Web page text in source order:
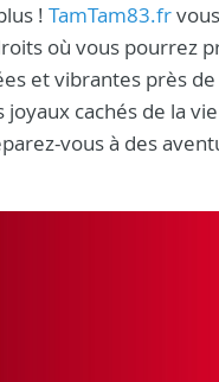
! TamTam83.fr
où vous pourrez
et vibrantes près de
joyaux cachés de la
vous à des